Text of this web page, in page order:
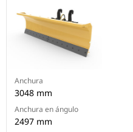
Anchura
3048 mm
Anchura en ángulo
2497 mm